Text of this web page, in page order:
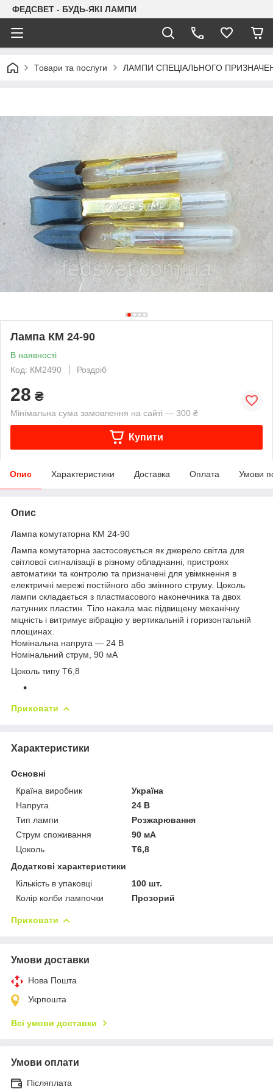
ФЕДСВЕТ - БУДЬ-ЯКІ ЛАМПИ
Товари та послуги ЛАМПИ СПЕЦІАЛЬНОГО
Лампа КМ 24-90
В наявності
Код: КМ2490
Роздріб
28 ₴
Мінімальна сума замовлення на сайті — 300 ₴
Купити
Опис Характеристики Доставка Оплата Умови
Опис
Лампа комутаторна КМ 24-90
Лампа комутаторна застосовується як джерело світла для
світлової сигналізації в різному обладнанні, пристроях
автоматики та контролю та призначені для увімкнення в
електричні мережі постійного або змінного струму. Цоколь
лампи складається з пластмасового наконечника та двох
латунних пластин. Тіло накала має підвищену механічну
міцність і витримує вібрацію у вертикальній і горизонтальній
площинах.
Номінальна напруга — 24 В
Номінальний струм, 90 мА
Цоколь типу Т6,8
Приховати
Характеристики
Основні
Країна виробник
Україна
Напруга
24 В
Тип лампи
Розжарювання
Струм споживання
90 мА
Цоколь
Т6,8
Додаткові характеристики
Кількість в упаковці
100 шт.
Колір колби лампочки
Прозорий
Приховати
Умови доставки
Нова Пошта
Укрпошта
Всі умови доставки
Умови оплати
Післяплата